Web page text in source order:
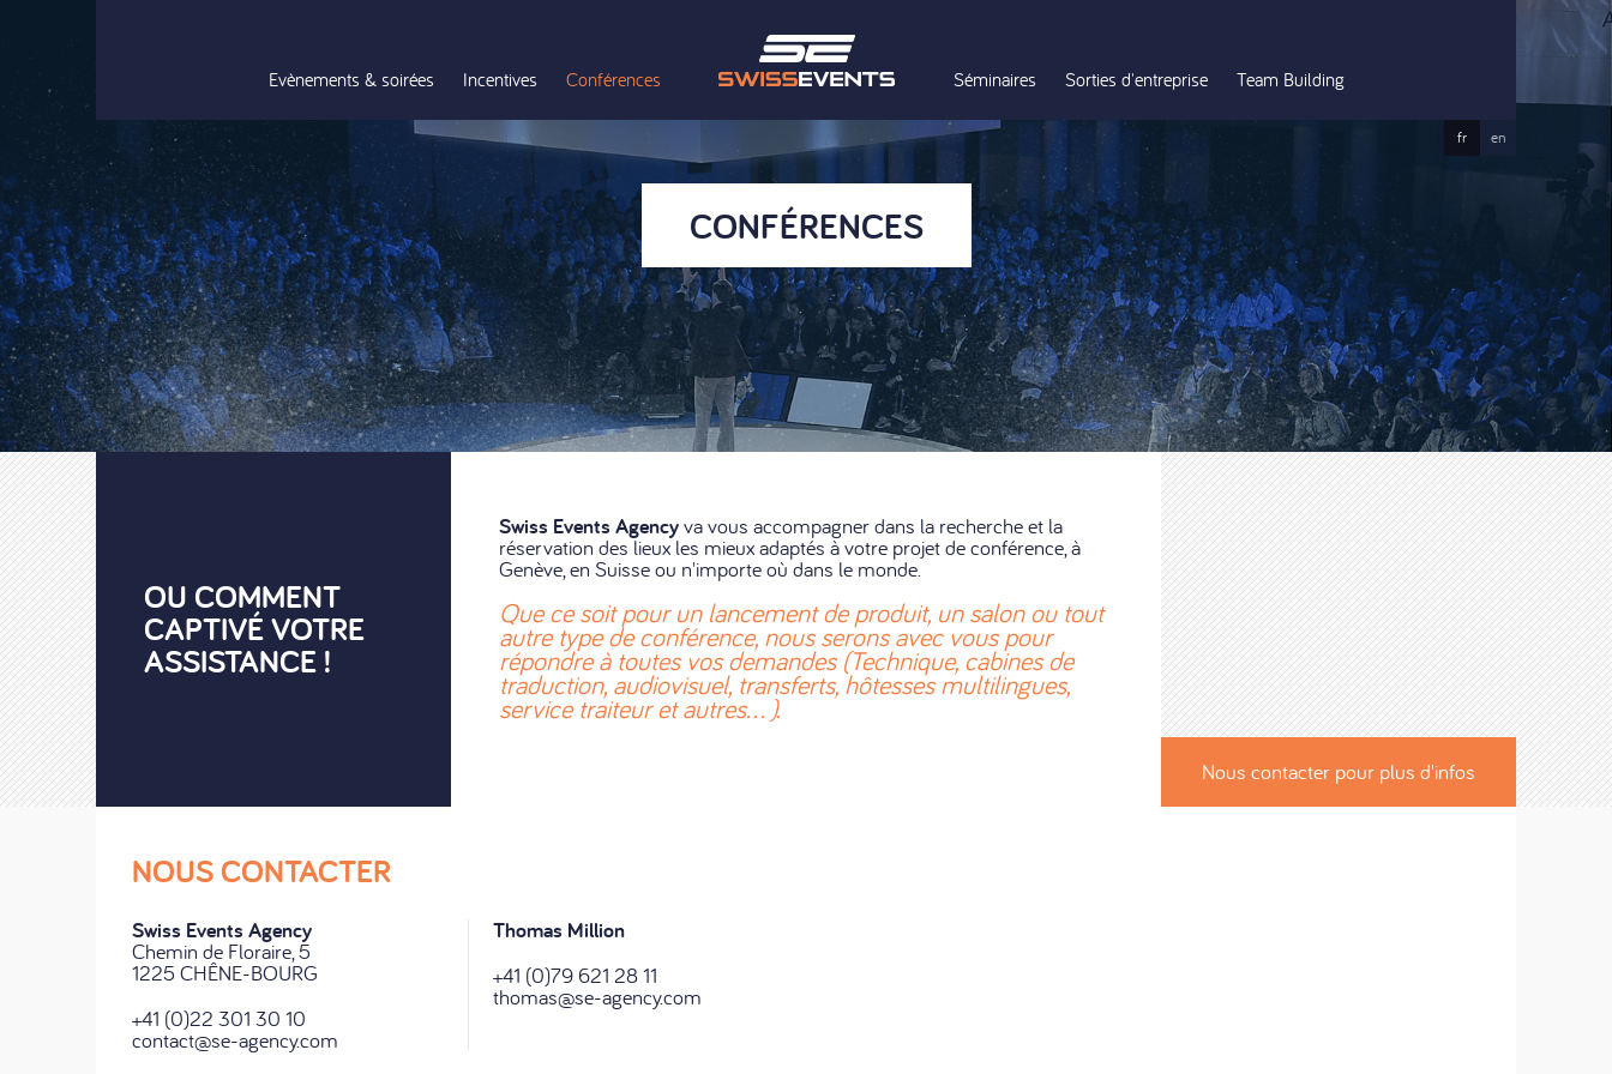
Evènements & soirées Incentives Conférences Séminaires Sorties d'entreprise Team Building
fr en
CONFÉRENCES
OU COMMENT
CAPTIVÉ VOTRE
ASSISTANCE !
Swiss Events Agencyva vous accompagner dans la recherche et la
réservation des lieux les mieux adaptés à votre projet de conférence, à
Genève, en Suisse ou n'importe où dans le monde.
Que ce soit pour un lancement de produit, un salon ou tout
autre type de conférence, nous serons avec vous pour
répondre à toutes vos demandes (Technique, cabines de
traduction, audiovisuel, transferts, hôtesses multilingues,
service traiteur et autres… ).
Nous contacter pour plus d'infos
NOUS CONTACTER
Swiss Events Agency
Chemin de Floraire, 5
1225 CHÊNE-BOURG
+41 (0)22 301 30 10
contact@se-agency.com
Thomas Million
+41 (0)79 621 28 11
thomas@se-agency.com